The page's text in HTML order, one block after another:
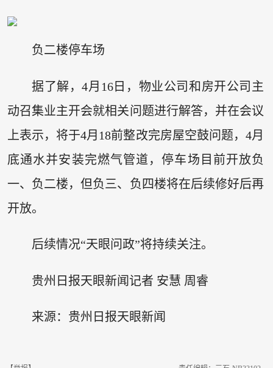
负二楼停车场
据了解，4月16日，物业公司和房开公司主
动召集业主开会就相关问题进行解答，并在会议
上表示，将于4月18前整改完房屋空鼓问题，4月
底通水并安装完燃气管道，停车场目前开放负
一、负二楼，但负三、负四楼将在后续修好后再
开放。
后续情况“天眼问政”将持续关注。
贵州日报天眼新闻记者 安慧 周睿
来源：贵州日报天眼新闻